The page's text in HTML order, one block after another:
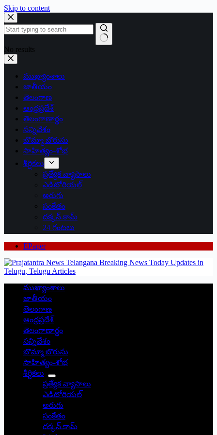
Skip to content
No results
ముఖ్యాంశాలు
జాతీయం
తెలంగాణ
ఆంధ్రప్రదేశ్
తెలంగాణార్థం
సన్నివేశం
బొమ్మా బొరుసు
సాహిత్యం-శోభ
శీర్షికలు
ప్రత్యేక వ్యాసాలు
ఎడిటోరియల్
అరుగు
సంకేతం
దక్కన్.కామ్
24 గంటలు
EPaper
ముఖ్యాంశాలు
జాతీయం
తెలంగాణ
ఆంధ్రప్రదేశ్
తెలంగాణార్థం
సన్నివేశం
బొమ్మా బొరుసు
సాహిత్యం-శోభ
శీర్షికలు
ప్రత్యేక వ్యాసాలు
ఎడిటోరియల్
అరుగు
సంకేతం
దక్కన్.కామ్